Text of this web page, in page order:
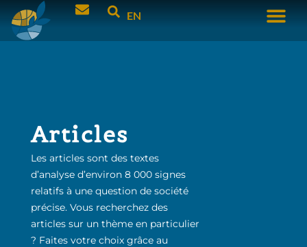
EN
Articles
Les articles sont des textes
d’analyse d’environ 8 000 signes
relatifs à une question de société
précise. Vous recherchez des
articles sur un thème en particulier
? Faites votre choix grâce au